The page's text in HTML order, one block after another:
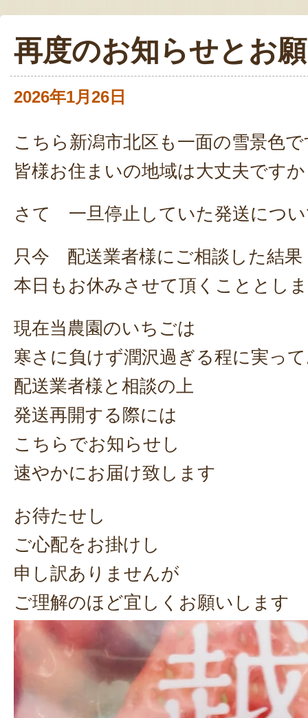
再度のお知らせとお
2026年1月26日
こちら新潟市北区も一面の雪景色
皆様お住まいの地域は大丈夫ですか
さて 一旦停止していた発送につ
只今 配送業者様にご相談した結果
本日もお休みさせて頂くこととし
現在当農園のいちごは
寒さに負けず潤沢過ぎる程に実っ
配送業者様と相談の上
発送再開する際には
こちらでお知らせし
速やかにお届け致します
お待たせし
ご心配をお掛けし
申し訳ありませんが
ご理解のほど宜しくお願いします